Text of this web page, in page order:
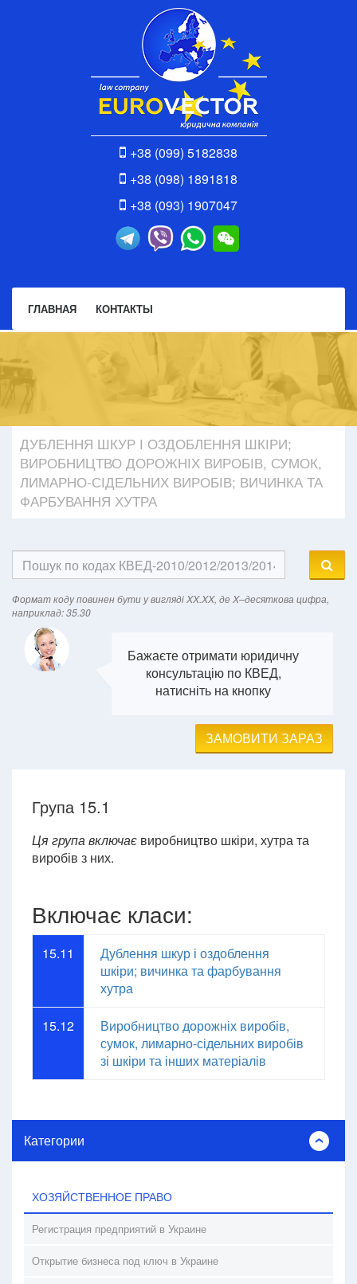
+38 (099) 5182838
+38 (098) 1891818
+38 (093) 1907047
ГЛАВНАЯ КОНТАКТЫ
ДУБЛЕННЯ ШКУР І ОЗДОБЛЕННЯ ШКІРИ;
ВИРОБНИЦТВО ДОРОЖНІХ ВИРОБІВ, СУМОК,
ЛИМАРНО-СІДЕЛЬНИХ ВИРОБІВ; ВИЧИНКА ТА
ФАРБУВАННЯ ХУТРА
Формат кодy повинен бути у вигляді XX.XX, де X–десяткова цифра,
наприклад: 35.30
Бажаєте отримати юридичну
консультацію по КВЕД,
натисніть на кнопку
ЗАМОВИТИ ЗАРАЗ
Група 15.1
Ця група включає виробництво шкіри, хутра та
виробів з них.
Включає класи:
15.11
Дублення шкур і оздоблення
шкіри; вичинка та фарбування
хутра
15.12
Виробництво дорожніх виробів,
сумок, лимарно-сідельних виробів
зі шкіри та інших матеріалів
Категории
ХОЗЯЙСТВЕННОЕ ПРАВО
Регистрация предприятий в Украине
Открытие бизнеса под ключ в Украине